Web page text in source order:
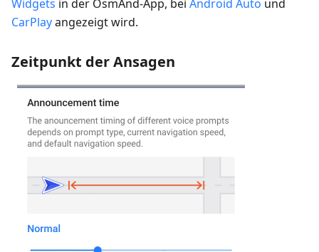
Widgets in der OsmAnd-App, bei Android Auto und
CarPlayangezeigt wird.
Zeitpunkt der Ansagen